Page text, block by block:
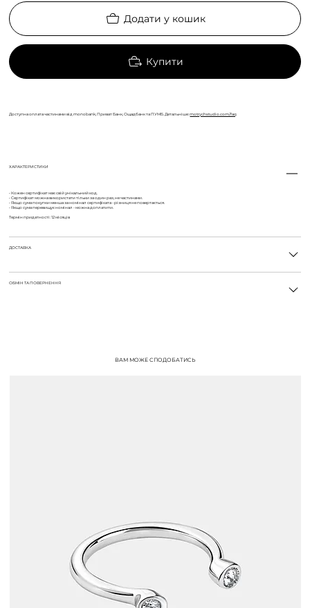
Додати у кошик
Купити
Доступна оплата частинами від monobank, Приват Банк, Ощадбанк та ПУМБ. Детальніше:motrychstudio.com/faq
ХАРАКТЕРИСТИКИ
• Кожен сертифікат має свій унікальний код.
• Сертифікат можна використати тільки за один раз, не частинами.
• Якщо сума покупки менша за номінал сертифіката - різниця не повертається.
• Якщо сума перевищує номінал - можна доплатити.
Термін придатності: 12 місяців
ДОСТАВКА
ОБМІН ТА ПОВЕРНЕННЯ
ВАМ МОЖЕ СПОДОБАТИСЬ